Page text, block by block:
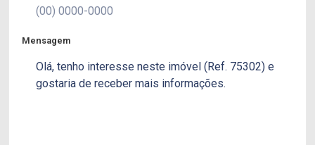
Mensagem